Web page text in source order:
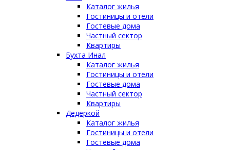
Каталог жилья
Гостиницы и отели
Гостевые дома
Частный сектор
Квартиры
Бухта Инал
Каталог жилья
Гостиницы и отели
Гостевые дома
Частный сектор
Квартиры
Дедеркой
Каталог жилья
Гостиницы и отели
Гостевые дома